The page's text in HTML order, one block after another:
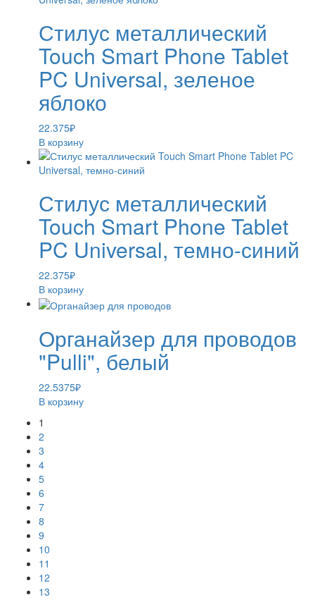
Стилус металлический
Touch Smart Phone Tablet
PC Universal, зеленое
яблоко
22.375₽
В корзину
Стилус металлический
Touch Smart Phone Tablet
PC Universal, темно-синий
22.375₽
В корзину
Органайзер для проводов
"Pulli", белый
22.5375₽
В корзину
1
2
3
4
5
6
7
8
9
10
11
12
13